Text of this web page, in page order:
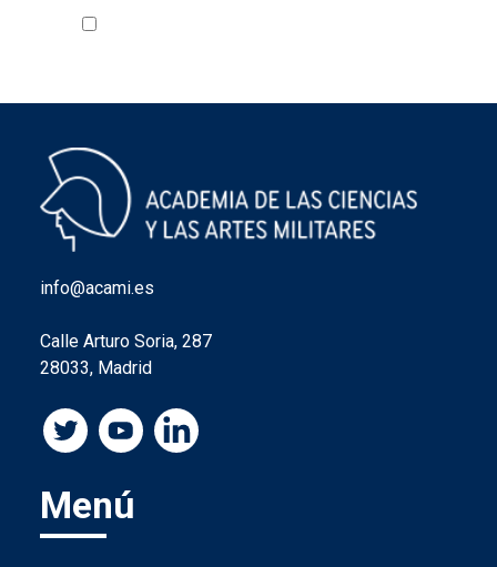
info@acami.es
Calle Arturo Soria, 287
28033, Madrid
Menú